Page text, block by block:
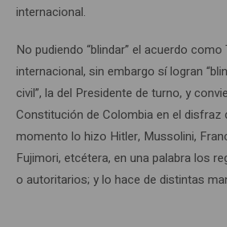
internacional.
No pudiendo “blindar” el acuerdo como
internacional, sin embargo sí logran
civil”, la del Presidente de turno, y
Constitución de Colombia en el disfraz
momento lo hizo Hitler, Mussolini,
Fujimori, etcétera, en una palabra los
o autoritarios; y lo hace de distintas